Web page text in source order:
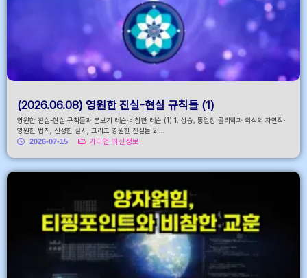
(2026.06.08) 영원한 진실-현실 규칙들 (1)
영원한 진실-현실 규칙들과 본보기 레슨·비참한 레슨 (1) 1. 상승, 통일장 물리학과 의식의 자연적·
영원한 법칙, 신성한 질서, 그리고 영원한 진실들 2....
2026-07-15
가디언 최신정보